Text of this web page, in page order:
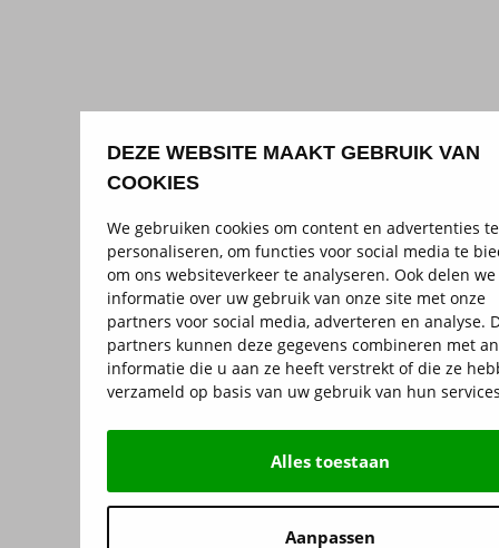
DEZE WEBSITE MAAKT GEBRUIK VAN
COOKIES
We gebruiken cookies om content en advertenties te
personaliseren, om functies voor social media te
om ons websiteverkeer te analyseren. Ook delen we
informatie over uw gebruik van onze site met onze
partners voor social media, adverteren en analyse.
partners kunnen deze gegevens combineren met
informatie die u aan ze heeft verstrekt of die ze
verzameld op basis van uw gebruik van hun
Alles toestaan
Aanpassen